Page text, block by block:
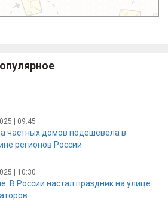
| 09:45
частных домов подешевела в
регионов России
| 10:30
В России настал праздник на улице